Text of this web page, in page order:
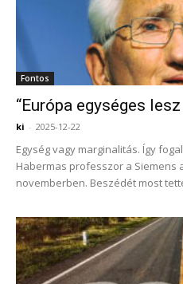
Fontos
“Európa egységes
ki - 2025-12-22
Egység vagy marginalitás. Így
Habermas professzor a Siemens
novemberben. Beszédét most